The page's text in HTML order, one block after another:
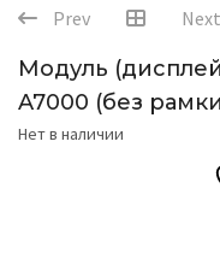
Prev Next
Модуль
A7000 (без
Нет в наличии